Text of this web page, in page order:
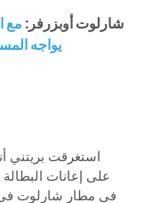
شارلوت أوبزرفر: مع
يواجه
استغرقت بريتني
على إعانات
في مطار شارلوت